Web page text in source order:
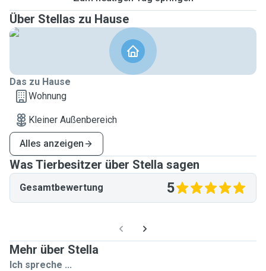
Über Stellas zu Hause
Das zu Hause
Wohnung
Kleiner Außenbereich
Alles anzeigen
Was Tierbesitzer über Stella sagen
Gesamtbewertung 5
Mehr über Stella
Ich spreche ...